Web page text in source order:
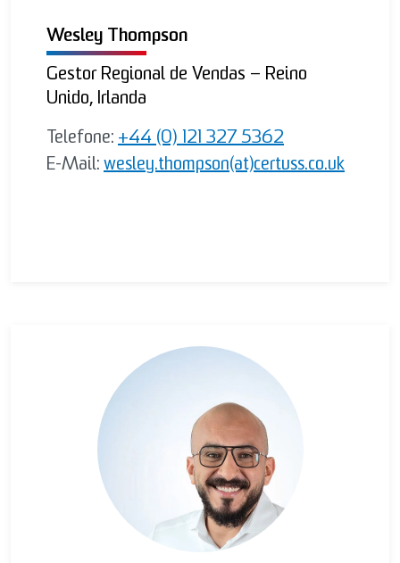
Gestor Regional de Vendas – Reino
Unido, Irlanda
Wesley Thompson
Telefone: +44 (0) 121 327 5362
E-Mail: wesley.thompson(at)certuss.co.uk